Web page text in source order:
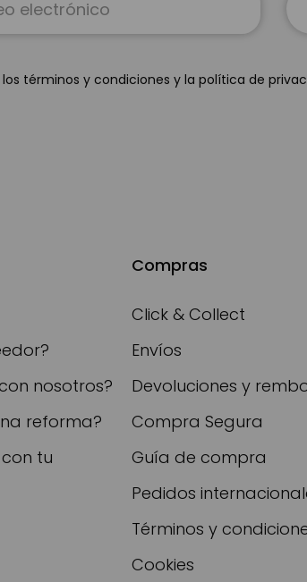
a
noticias:
los términos y condiciones y la política de
nosotros?
reforma?
tu
Compras
Click & Collect
Envíos
Devoluciones y
Compra Segura
Guía de compra
Pedidos
Términos y
Cookies